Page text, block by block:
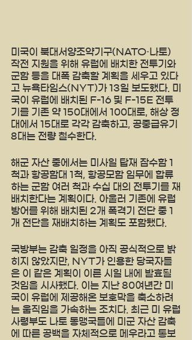
미국이 북대서양조약기구(NATO·나토)
작전 지원을 위해 유럽에 배치한 전투기와
군함 등을 대폭 감축할 계획을 세우고 있다
고 뉴욕타임스(NYT)가 13일 보도했다. 미
국이 유럽에 배치된 F-16 및 F-15E 전투
기를 기존 약 150대에서 100대로, 해상 정
대에서 15대로 각각 감축하고, 공중급유기
8대는 전량 철수한다.
해군 자산 중에서는 미사일 탑재 잠수함 1
척과 항공함대 1척, 항공모함 임무에 합류
하는 군함 여러 척과 수십 대의 전투기를 재
배치한다는 계획이다. 아울러 기존에 유럽
방어를 위해 배치된 2개 폭격기 전단 중 1
개 전단을 재배치하는 계획도 포함됐다.
국방부는 감축 일정을 아직 공식적으로 밝
히지 않았지만, NYT가 인용한 당국자들
은 이 같은 계획이 이른 시일 내에 발효될
것임을 시사했다. 이는 지난 80여년간 미
국이 유럽에 제공해온 보호막을 축소하려
는 움직임을 가속하는 조치다. 최근 미 유럽
사령부도 나토 동맹국들에 미군 자산 감축
에 따른 공백을 자체적으로 메우라고 통보